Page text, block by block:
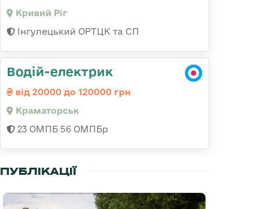
Кривий Ріг
Інгулецький ОРТЦК та СП
Водій-електрик
від 20000 до 120000 грн
Краматорськ
23 ОМПБ 56 ОМПБр
ПУБЛІКАЦІЇ